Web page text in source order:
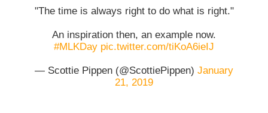
"The time is always right to do what is right."
An inspiration then, an example now.
#MLKDay pic.twitter.com/tiKoA6ieIJ
— Scottie Pippen (@ScottiePippen) January
21, 2019